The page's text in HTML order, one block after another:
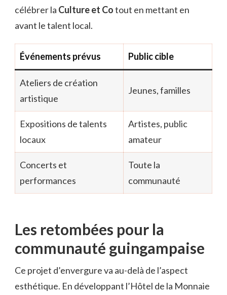
célébrer la Culture et Cotout en mettant en
avant le talent local.
Événements prévus Public cible
Ateliers de création
artistique
Jeunes, familles
Expositions de talents
locaux
Artistes, public
amateur
Concerts et
performances
Toute la
communauté
Les retombées pour la
communauté guingampaise
Ce projet d’envergure va au-delà de l’aspect
esthétique. En développant l’Hôtel de la Monnaie